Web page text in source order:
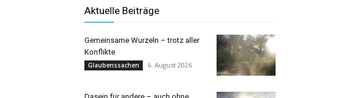
Aktuelle Beiträge
Gemeinsame Wurzeln – trotz aller
Konflikte
Glaubenssachen 6. August 2026